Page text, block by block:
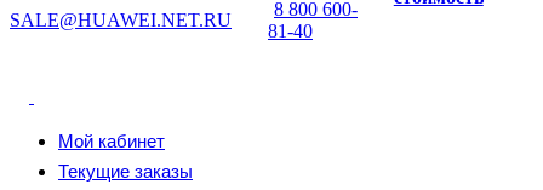
SALE@HUAWEI.NET.RU
8 800 600-
81-40
Мой кабинет
Текущие заказы